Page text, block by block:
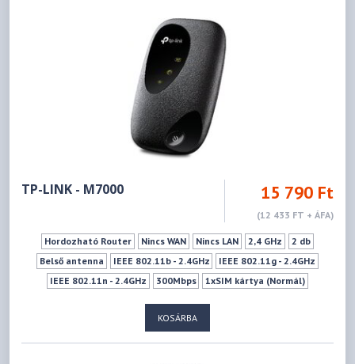
TP-LINK - M7000 15 790 Ft
(12 433 FT + ÁFA)
Hordozható Router Nincs WAN Nincs LAN 2,4 GHz
2 db
Belső antenna
IEEE 802.11b - 2.4GHz
IEEE 802.11g - 2.4GHz
IEEE 802.11n - 2.4GHz
300Mbps 1xSIM kártya (Normál)
KOSÁRBA